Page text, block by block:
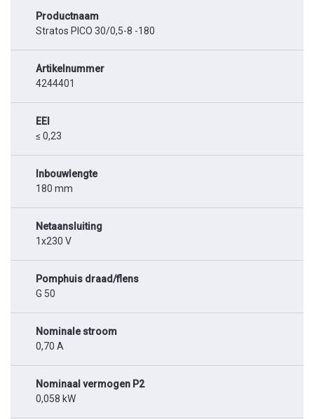
Productnaam
Stratos PICO 30/0,5-8 -180
Artikelnummer
4244401
EEI
≤ 0,23
Inbouwlengte
180 mm
Netaansluiting
1x230 V
Pomphuis draad/flens
G 50
Nominale stroom
0,70 A
Nominaal vermogen P2
0,058 kW